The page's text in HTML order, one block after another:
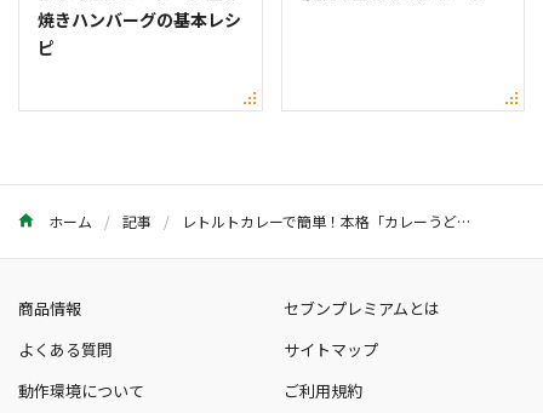
焼きハンバーグの基本レシ
ピ
ホーム 記事 レトルトカレーで簡単！本格「カレーうどん」のレシピ・つくり方
商品情報
セブンプレミアムとは
よくある質問
サイトマップ
動作環境について
ご利用規約